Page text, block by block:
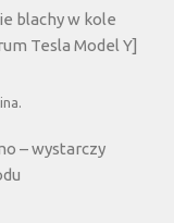
blachy w kole
Tesla Model Y]
– wystarczy